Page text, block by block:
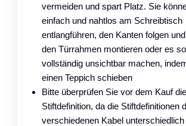
vermeiden und spart Platz. Sie
einfach und nahtlos am Schreibtisch
entlangführen, den Kanten folgen
den Türrahmen montieren oder es
vollständig unsichtbar machen,
einen Teppich schieben
Bitte überprüfen Sie vor dem Kauf die
Stiftdefinition, da die Stiftdefinitionen
verschiedenen Kabel unterschiedlich